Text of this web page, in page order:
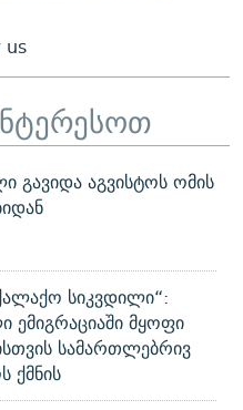
us
გავიდა აგვისტოს ომის
სიკვდილი“:
ემიგრაციაში მყოფი
სამართლებრივ
ქმნის